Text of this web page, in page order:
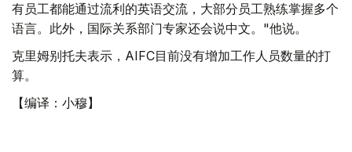
有员工都能通过流利的英语交流，大部分员工熟练掌握多个
语言。此外，国际关系部门专家还会说中文。"他说。
克里姆别托夫表示，AIFC目前没有增加工作人员数量的打
算。
【编译：小穆】